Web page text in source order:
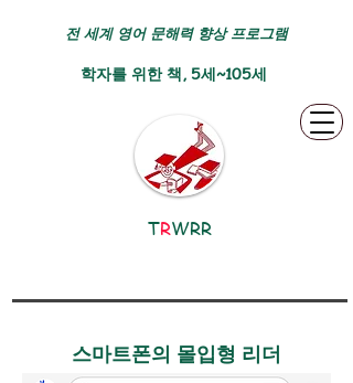
전 세계 영어 문해력 향상 프로그램
학자를 위한 책, 5세~105세
TRWRR
스마트폰의 몰입형 리더